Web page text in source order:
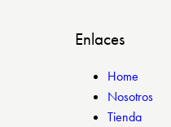
Enlaces
Home
Nosotros
Tienda